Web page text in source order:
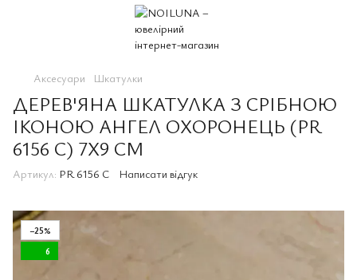
Аксесуари Шкатулки
ДЕРЕВ'ЯНА ШКАТУЛКА З СРІБНОЮ
ІКОНОЮ АНГЕЛ ОХОРОНЕЦЬ (PR
6156 C) 7X9 СМ
Артикул: PR 6156 C Написати відгук
−25%
6